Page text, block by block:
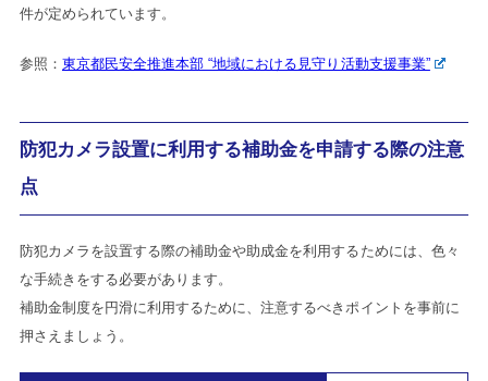
件が定められています。
参照： 東京都民安全推進本部 “地域における見守り活動支援事業”
防犯カメラ設置に利用する補助金を申請する際の注意
点
防犯カメラを設置する際の補助金や助成金を利用するためには、色々
な手続きをする必要があります。
補助金制度を円滑に利用するために、注意するべきポイントを事前に
押さえましょう。